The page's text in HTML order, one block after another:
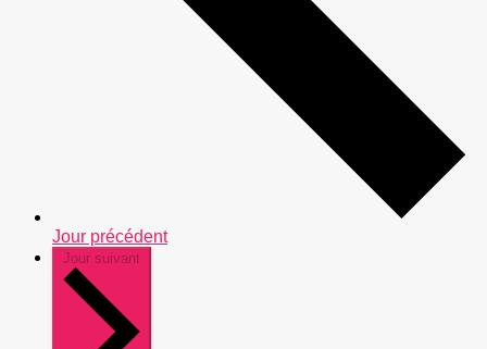
Jour précédent
Jour suivant